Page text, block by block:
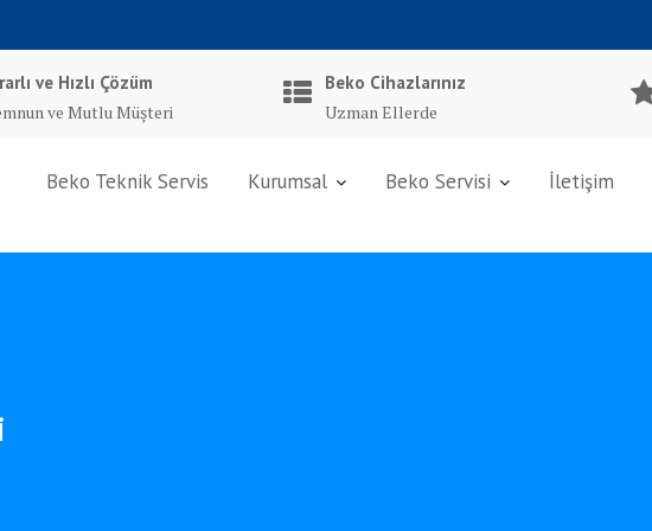
ve Hızlı Çözüm
ve Mutlu Müşteri
Beko Cihazlarınız
Uzman Ellerde
Beko Teknik Servis Kurumsal Beko Servisi İletişim